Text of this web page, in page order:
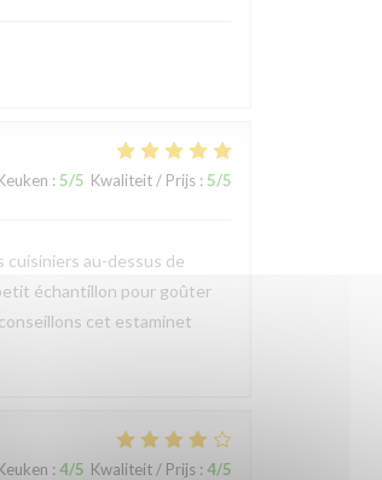
: 5/5 Kwaliteit / Prijs: 5/5
au-dessus de
échantillon pour goûter
cet estaminet
: 4/5 Kwaliteit / Prijs: 4/5